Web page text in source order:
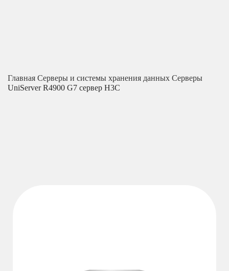
Главная Серверы и системы хранения данных Серверы
UniServer R4900 G7 сервер H3C